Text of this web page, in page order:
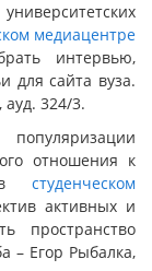
медиацентре
интервью,
для сайта вуза.
324/3.
отношения к
в студенческом
активных и
пространство
– Егор Рыбалка,